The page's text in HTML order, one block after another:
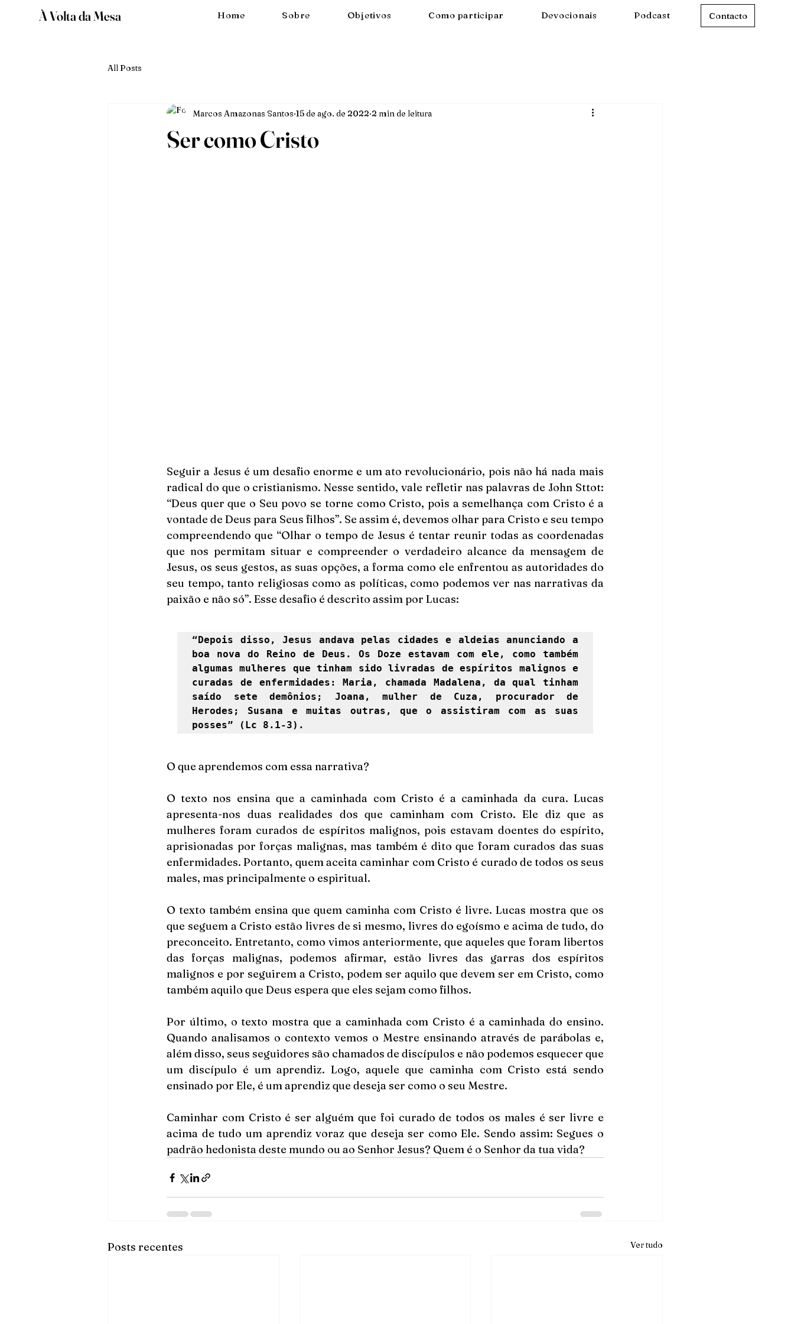
À Volta da Mesa Home Sobre Objetivos Como participar Devocionais Podcast Contacto
All Posts
Ser como Cristo
Marcos Amazonas Santos 15 de ago. de 2022 2 min de leitura
Seguir a Jesus é um desafio enorme e um ato revolucionário, pois não há nada mais
radical do que o cristianismo. Nesse sentido, vale refletir nas palavras de John Sttot:
“Deus quer que o Seu povo se torne como Cristo, pois a semelhança com Cristo é a
vontade de Deus para Seus filhos”. Se assim é, devemos olhar para Cristo e seu tempo
compreendendo que “Olhar o tempo de Jesus é tentar reunir todas as coordenadas
que nos permitam situar e compreender o verdadeiro alcance da mensagem de
Jesus, os seus gestos, as suas opções, a forma como ele enfrentou as autoridades do
seu tempo, tanto religiosas como as políticas, como podemos ver nas narrativas da
paixão e não só”. Esse desafio é descrito assim por Lucas:
“Depois disso, Jesus andava pelas cidades e aldeias anunciando a
boa nova do Reino de Deus. Os Doze estavam com ele, como também
algumas mulheres que tinham sido livradas de espíritos malignos e
curadas de enfermidades: Maria, chamada Madalena, da qual tinham
saído sete demônios; Joana, mulher de Cuza, procurador de
Herodes; Susana e muitas outras, que o assistiram com as suas
posses” (Lc 8.1-3).
O que aprendemos com essa narrativa?
O texto nos ensina que a caminhada com Cristo é a caminhada da cura. Lucas
apresenta-nos duas realidades dos que caminham com Cristo. Ele diz que as
mulheres foram curados de espíritos malignos, pois estavam doentes do espírito,
aprisionadas por forças malignas, mas também é dito que foram curados das suas
enfermidades. Portanto, quem aceita caminhar com Cristo é curado de todos os seus
males, mas principalmente o espiritual.
O texto também ensina que quem caminha com Cristo é livre. Lucas mostra que os
que seguem a Cristo estão livres de si mesmo, livres do egoísmo e acima de tudo, do
preconceito. Entretanto, como vimos anteriormente, que aqueles que foram libertos
das forças malignas, podemos afirmar, estão livres das garras dos espíritos
malignos e por seguirem a Cristo, podem ser aquilo que devem ser em Cristo, como
também aquilo que Deus espera que eles sejam como filhos.
Por último, o texto mostra que a caminhada com Cristo é a caminhada do ensino.
Quando analisamos o contexto vemos o Mestre ensinando através de parábolas e,
além disso, seus seguidores são chamados de discípulos e não podemos esquecer que
um discípulo é um aprendiz. Logo, aquele que caminha com Cristo está sendo
ensinado por Ele, é um aprendiz que deseja ser como o seu Mestre.
Caminhar com Cristo é ser alguém que foi curado de todos os males é ser livre e
acima de tudo um aprendiz voraz que deseja ser como Ele. Sendo assim: Segues o
padrão hedonista deste mundo ou ao Senhor Jesus? Quem é o Senhor da tua vida?
Posts recentes Ver tudo